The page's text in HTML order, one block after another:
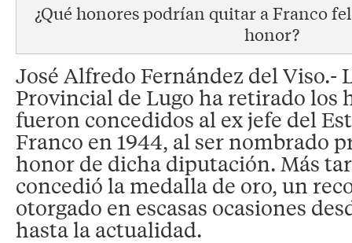
¿Qué honores podrían quitar a Franco
honor?
José Alfredo Fernández del Viso.-
Provincial de Lugo ha retirado los
fueron concedidos al ex jefe del
Franco en 1944, al ser nombrado
honor de dicha diputación. Más
concedió la medalla de oro, un
otorgado en escasas ocasiones
hasta la actualidad.